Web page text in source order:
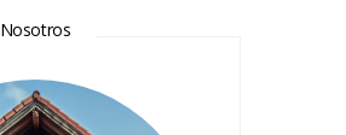
Nosotros